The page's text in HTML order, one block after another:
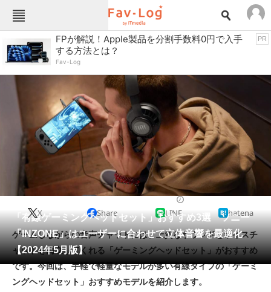
Fav-Logカテゴリー一覧
TOP
インテリア・収納 おもちゃ・ホビー
カメラ キッチン家電
キッチン用品 ゲーム
コンテンツ・サービス スイーツ・お菓子
スマホ・携帯電話
パソコン・タブレット ファッション
ペット 家電
工具・DIY 本・DVD・CD
生活家電 生活用品
空調・季節家電 美容・コスメ
FPが解説！Apple製品を分割手数料0円で入手
する方法とは？
Fav-Log
PR
「有線ゲーミングヘッドセット」おすすめ3選 ソニー
「INZONE」はユーザーに合わせて立体音響を最適化
【2024年5月版】
X Share LINE hatena
ゲームしながらの音声チャットには、上質なサウンドとボイスチ
ャットを両立してくれる「ゲーミングヘッドセット」がおすすめ
です。今回は、手軽で軽量なモデルが多い有線タイプの「ゲーミ
ングヘッドセット」おすすめモデルを紹介します。